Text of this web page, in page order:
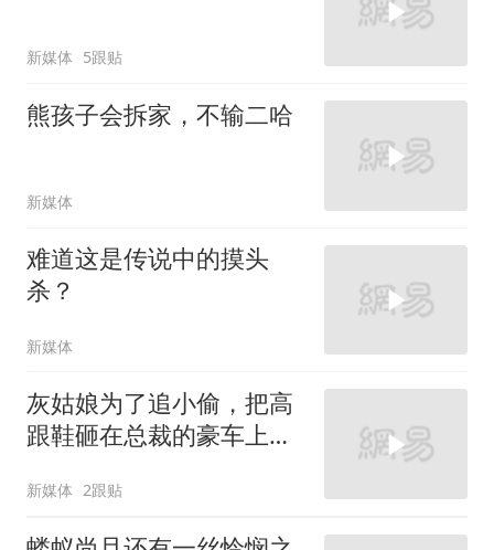
新媒体 5跟贴
熊孩子会拆家，不输二哈
新媒体
难道这是传说中的摸头
杀？
新媒体
灰姑娘为了追小偷，把高
跟鞋砸在总裁的豪车上，
新媒体 2跟贴